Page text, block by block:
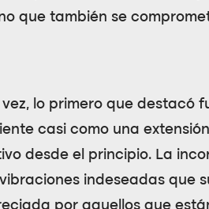
que también se
lo primero que destacó
casi como una
desde el principio. La
indeseadas que
por aquellos que